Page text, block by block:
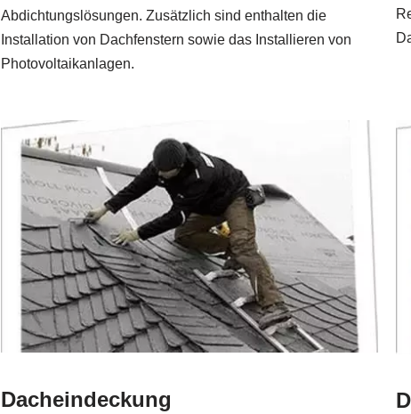
Abdichtungslösungen. Zusätzlich sind enthalten die
Installation von Dachfenstern sowie das Installieren von
Photovoltaikanlagen.
Dacheindeckung